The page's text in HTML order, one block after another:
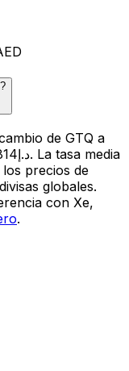
de GTQ a
precios de
globales.
con Xe,
.